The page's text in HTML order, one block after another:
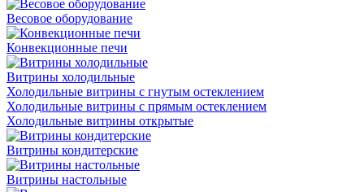
Весовое оборудование
Конвекционные печи
Витрины холодильные
Холодильные витрины с гнутым остеклением
Холодильные витрины с прямым остеклением
Холодильные витрины открытые
Витрины кондитерские
Витрины настольные